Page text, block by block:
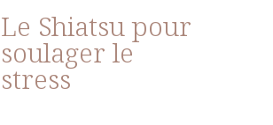
Le Shiatsu pour
soulager le
stress